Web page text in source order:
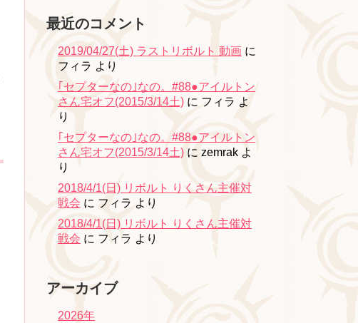
最近のコメント
2019/04/27(土) ラストリボルト 動画 に
フィラ より
｢セプターなの｣なの。#88●アイルトン
さん宅オフ(2015/3/14土) に フィラ よ
り
｢セプターなの｣なの。#88●アイルトン
さん宅オフ(2015/3/14土) に zemrak よ
り
2018/4/1(日) リボルト りくさん主催対
戦会 に フィラ より
2018/4/1(日) リボルト りくさん主催対
戦会 に フィラ より
アーカイブ
2026年